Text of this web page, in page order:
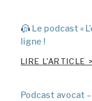
Le podcast «
ligne !
LIRE L'ARTICLE >
Podcast avocat –